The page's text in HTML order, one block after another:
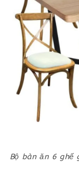
Bộ bàn ăn 6 ghế